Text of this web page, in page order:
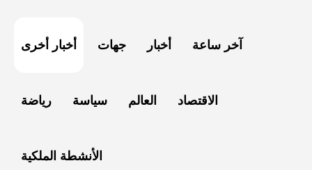
أخبار أخرى جهات أخبار آخر ساعة
رياضة سياسة العالم الاقتصاد
الأنشطة الملكية